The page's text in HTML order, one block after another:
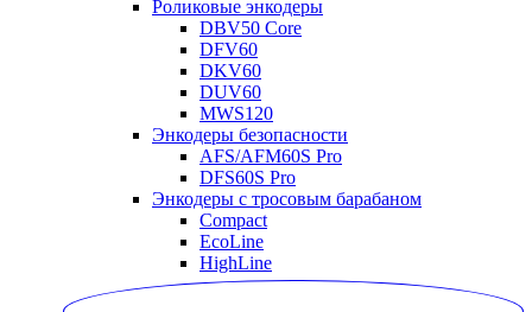
Роликовые энкодеры
DBV50 Core
DFV60
DKV60
DUV60
MWS120
Энкодеры безопасности
AFS/AFM60S Pro
DFS60S Pro
Энкодеры с тросовым барабаном
Compact
EcoLine
HighLine